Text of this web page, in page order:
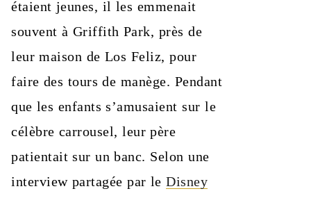
étaient jeunes, il les emmenait
souvent à Griffith Park, près de
leur maison de Los Feliz, pour
faire des tours de manège. Pendant
que les enfants s’amusaient sur le
célèbre carrousel, leur père
patientait sur un banc. Selon une
interview partagée par leDisney